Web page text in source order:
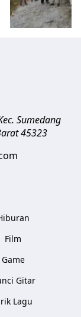
Sumedang
45323
Film
Game
Gitar
Lagu